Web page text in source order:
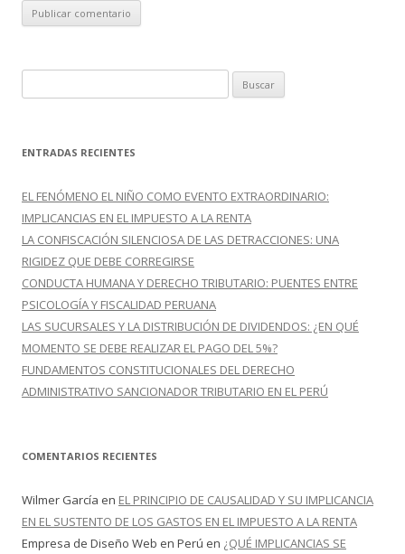
u
c
r
:
ENTRADAS RECIENTES
EL FENÓMENO EL NIÑO COMO EVENTO EXTRAORDINARIO:
IMPLICANCIAS EN EL IMPUESTO A LA RENTA
LA CONFISCACIÓN SILENCIOSA DE LAS DETRACCIONES: UNA
RIGIDEZ QUE DEBE CORREGIRSE
CONDUCTA HUMANA Y DERECHO TRIBUTARIO: PUENTES ENTRE
PSICOLOGÍA Y FISCALIDAD PERUANA
LAS SUCURSALES Y LA DISTRIBUCIÓN DE DIVIDENDOS: ¿EN QUÉ
MOMENTO SE DEBE REALIZAR EL PAGO DEL 5%?
FUNDAMENTOS CONSTITUCIONALES DEL DERECHO
ADMINISTRATIVO SANCIONADOR TRIBUTARIO EN EL PERÚ
COMENTARIOS RECIENTES
Wilmer García en EL PRINCIPIO DE CAUSALIDAD Y SU IMPLICANCIA
EN EL SUSTENTO DE LOS GASTOS EN EL IMPUESTO A LA RENTA
Empresa de Diseño Web en Perú en ¿QUÉ IMPLICANCIAS SE